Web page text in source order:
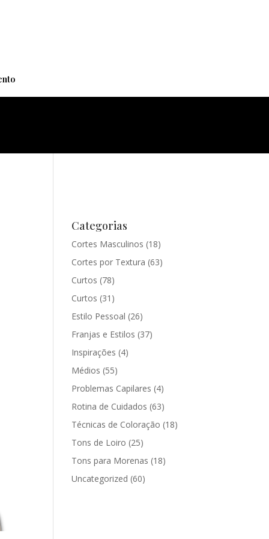
Categorias
Cortes Masculinos (18)
Cortes por Textura (63)
Curtos (78)
Curtos (31)
Estilo Pessoal (26)
Franjas e Estilos (37)
Inspirações (4)
Médios (55)
Problemas Capilares (4)
Rotina de Cuidados (63)
Técnicas de Coloração (18)
Tons de Loiro (25)
Tons para Morenas (18)
Uncategorized (60)